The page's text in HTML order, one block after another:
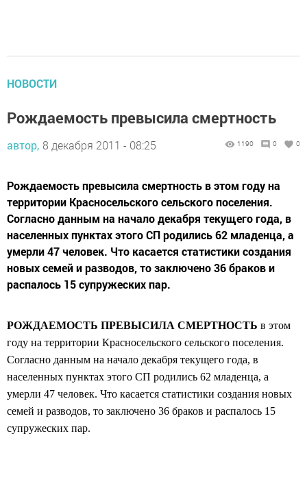
НОВОСТИ
Рождаемость превысила смертность
автор, 8 декабря 2011 - 08:25 1190 0 0
Рождаемость превысила смертность в этом году на
территории Красносельского сельского поселения.
Согласно данным на начало декабря текущего года, в
населенных пунктах этого СП родились 62 младенца, а
умерли 47 человек. Что касается статистики создания
новых семей и разводов, то заключено 36 браков и
распалось 15 супружеских пар.
РОЖДАЕМОСТЬ ПРЕВЫСИЛА СМЕРТНОСТЬ в этом
году на территории Красносельского сельского поселения.
Согласно данным на начало декабря текущего года, в
населенных пунктах этого СП родились 62 младенца, а
умерли 47 человек. Что касается статистики создания новых
семей и разводов, то заключено 36 браков и распалось 15
супружеских пар.